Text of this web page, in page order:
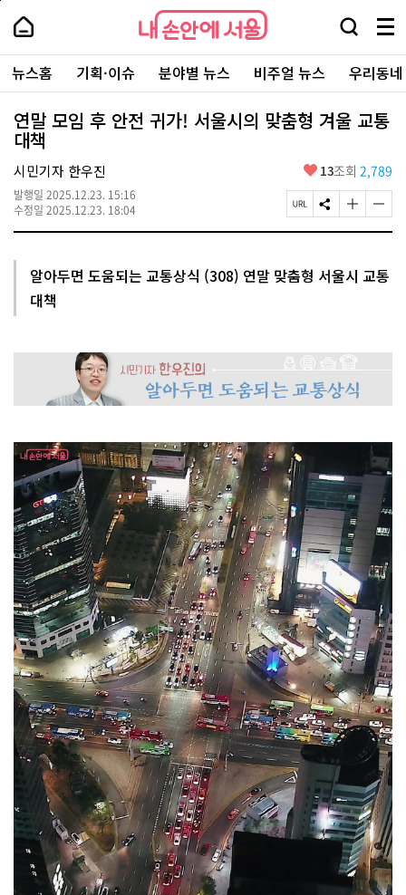
본
로
가
내
손
안
에
서
울
-
서
울
시
대
표
소
통
포
내
손
에
울
검
창
열
기
메
뉴
전
체
보
기
주
요
서
뉴스홈 기획·이슈 분야별 뉴스 비주얼 뉴스 우리동
연말 모임 후 안전 귀가! 서울시의 맞춤형 겨울 교통
대책
시민기자 한우진
발행일 2025.12.23. 15:16
수정일 2025.12.23. 18:04
좋
요
13조회 2,789
페
이
R
L
S
N
유
하
글
자
크
게
기
글
자
작
게
기
알아두면 도움되는 교통상식 (308) 연말 맞춤형 서울시 교통
대책
페
상
단
로